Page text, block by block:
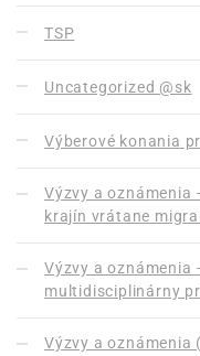
TSP
Uncategorized @sk
Výberové konania
Výzvy a
krajín vrátane
Výzvy a oznámenia
multidisciplinárny
Výzvy a oznámenia